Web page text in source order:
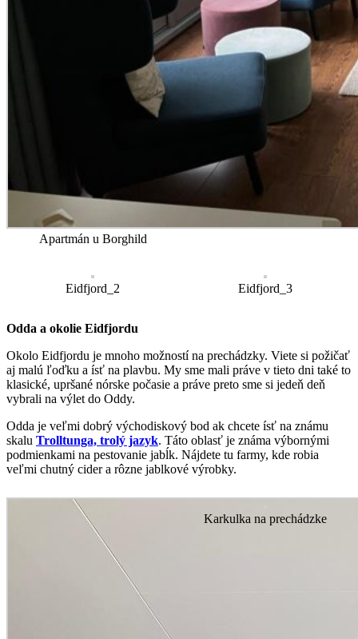
Apartmán u Borghild
Eidfjord_2 Eidfjord_3
Odda a okolie Eidfjordu
Okolo Eidfjordu je mnoho možností na prechádzky. Viete si požičať
aj malú ľoďku a ísť na plavbu. My sme mali práve v tieto dni také to
klasické, upršané nórske počasie a práve preto sme si jedeň deň
vybrali na výlet do Oddy.
Odda je veľmi dobrý východiskový bod ak chcete ísť na známu
skalu Trolltunga, trolý jazyk. Táto oblasť je známa výbornými
podmienkami na pestovanie jabĺk. Nájdete tu farmy, kde robia
veľmi chutný cider a rôzne jablkové výrobky.
Karkulka na prechádzke